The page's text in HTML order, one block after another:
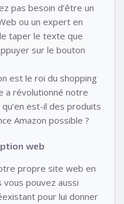
pas besoin d’être un
ou un expert en
taper le texte que
sur le bouton
est le roi du shopping
a révolutionné notre
est-il des produits
Amazon possible ?
web
propre site web en
pouvez aussi
pour lui donner